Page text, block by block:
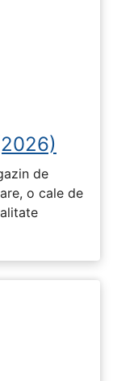
de
o cale de